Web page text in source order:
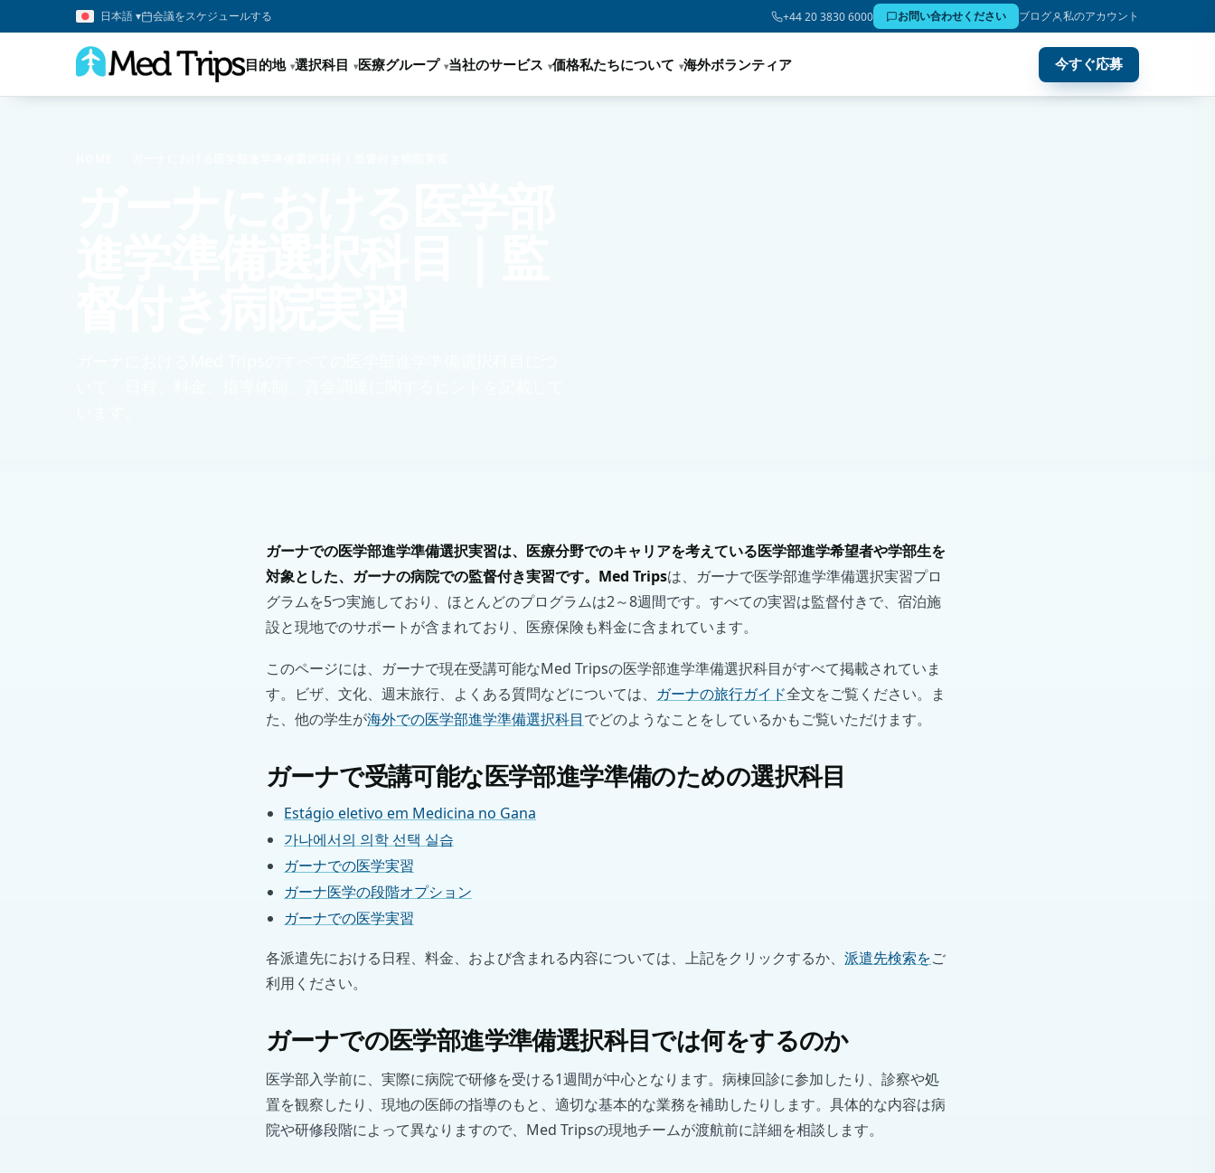
日本語 ▾ 会議をスケジュールする +44 20 3830 6000 お問い合わせください ブログ 私のアカウント
目的地 選択科目 医療グループ 当社のサービス 価格私たちについて 海外ボランティア 今すぐ応募
ガーナでの医学部進学準備選択実習は、医療分野でのキャリアを考えている医学部進学希望者や学部生を
対象とした、ガーナの病院での監督付き実習です。Med Tripsは、ガーナで医学部進学準備選択実習プロ
グラムを5つ実施しており、ほとんどのプログラムは2～8週間です。すべての実習は監督付きで、宿泊施
設と現地でのサポートが含まれており、医療保険も料金に含まれています。
このページには、ガーナで現在受講可能なMed Tripsの医学部進学準備選択科目がすべて掲載されていま
す。ビザ、文化、週末旅行、よくある質問などについては、 ガーナの旅行ガイド全文をご覧ください。ま
た、他の学生が海外での医学部進学準備選択科目でどのようなことをしているかもご覧いただけます。
ガーナで受講可能な医学部進学準備のための選択科目
Estágio eletivo em Medicina no Gana
가나에서의 의학 선택 실습
ガーナでの医学実習
ガーナ医学の段階オプション
ガーナでの医学実習
各派遣先における日程、料金、および含まれる内容については、上記をクリックするか、 派遣先検索をご
利用ください。
ガーナでの医学部進学準備選択科目では何をするのか
医学部入学前に、実際に病院で研修を受ける1週間が中心となります。病棟回診に参加したり、診察や処
置を観察したり、現地の医師の指導のもと、適切な基本的な業務を補助したりします。具体的な内容は病
院や研修段階によって異なりますので、Med Tripsの現地チームが渡航前に詳細を相談します。